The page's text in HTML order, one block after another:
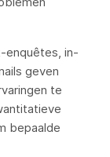
enquêtes, in-
geven
te
bepaalde